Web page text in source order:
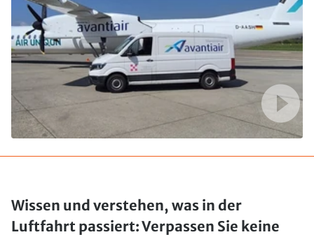
Wissen und verstehen, was in der
Luftfahrt passiert: Verpassen Sie keine